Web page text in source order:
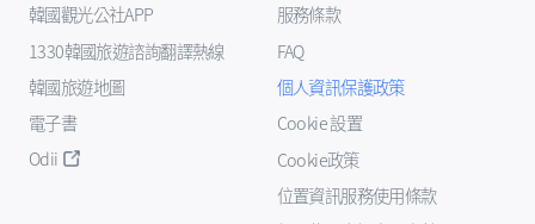
韓國觀光公社APP
1330韓國旅遊諮詢翻譯熱線
韓國旅遊地圖
電子書
Odii
服務條款
FAQ
個人資訊保護政策
Cookie 設置
Cookie政策
位置資訊服務使用條款